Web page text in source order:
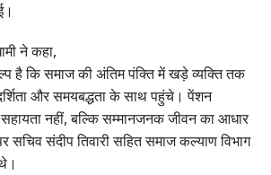
ने कहा,
है कि समाज की अंतिम पंक्ति में खड़े व्यक्ति तक
और समयबद्धता के साथ पहुंचे। पेंशन
नहीं, बल्कि सम्मानजनक जीवन का आधार
संदीप तिवारी सहित समाज कल्याण विभाग